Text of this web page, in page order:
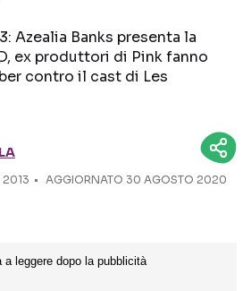
Azealia Banks presenta la
ex produttori di Pink fanno
contro il cast di Les
2013
AGGIORNATO 30 AGOSTO 2020